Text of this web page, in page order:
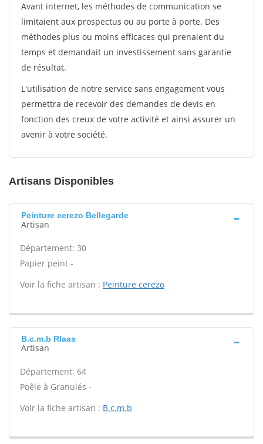
Avant internet, les méthodes de communication se
limitaient aux prospectus ou au porte à porte. Des
méthodes plus ou moins efficaces qui prenaient du
temps et demandait un investissement sans garantie
de résultat.
L'utilisation de notre service sans engagement vous
permettra de recevoir des demandes de devis en
fonction des creux de votre activité et ainsi assurer un
avenir à votre société.
Artisans Disponibles
Peinture cerezo Bellegarde
Artisan
Département: 30
Papier peint -
Voir la fiche artisan : Peinture cerezo
B.c.m.b Rlaas
Artisan
Département: 64
Poêle à Granulés -
Voir la fiche artisan : B.c.m.b